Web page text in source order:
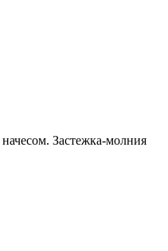
Застежка-молния